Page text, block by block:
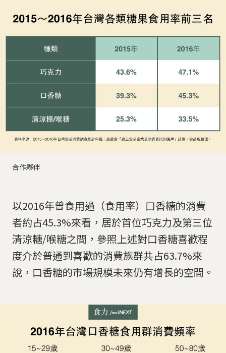
合作夥伴
以2016年曾食用過（食用率）口香糖的消費
者約占45.3%來看，居於首位巧克力及第三位
清涼糖/喉糖之間，參照上述對口香糖喜歡程
度介於普通到喜歡的消費族群共占63.7%來
說，口香糖的市場規模未來仍有增長的空間。